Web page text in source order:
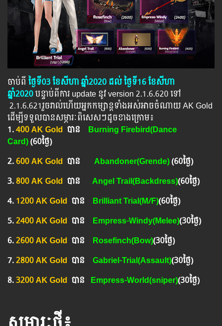
ចាប់ពី ថ្ងៃទី03 ខែសីហា ឆ្នាំ2020 ដល់ ថ្ងៃទី16 ខែសីហា
ឆ្នាំ2020បន្ទាប់​​ពី​​ការ ​update ​នូវ ​version 2.1.6.620 ​ទៅ​
2.1.6.621​រួចរាល់ហើយអ្នកកម្សាន្ដទាំងអស់អាចចំណាយ AK Gold
ដើម្បីទទួលបានសម្ភារៈពិសេសៗដូចខាងក្រោម៖
1.400 AK Gold បាន Burning Firebird(Dance
Card)(60ថ្ងៃ)
2.600 AK Gold បាន Abandoner(Grende)(60ថ្ងៃ)
3.800 AK Gold បាន ​​ Angel Trail(Backdress)(60ថ្ងៃ)
4.1200 AK Gold បាន Brilliant Trial(M/F)(60ថ្ងៃ)
5.2400 AK Gold បាន ​​ Empress-Windy(Melee)(30ថ្ងៃ)
6.2600 AK Gold បាន Rosefinch(Bow)(30ថ្ងៃ)
7.2800 AK Gold បាន Gabriel-Trial(Assault)(30ថ្ងៃ)
8.3200 AK Gold បាន ​ Empress-World(sniper)(30ថ្ងៃ)